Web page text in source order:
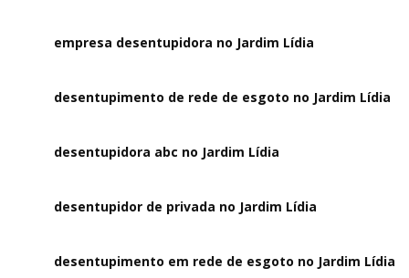
empresa desentupidora no Jardim Lídia
desentupimento de rede de esgoto no Jardim Lídia
desentupidora abc no Jardim Lídia
desentupidor de privada no Jardim Lídia
desentupimento em rede de esgoto no Jardim Lídia